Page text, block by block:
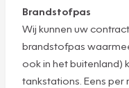
Brandstofpas
Wij kunnen uw
brandstofpas
ook in het buitenland)
tankstations. Eens